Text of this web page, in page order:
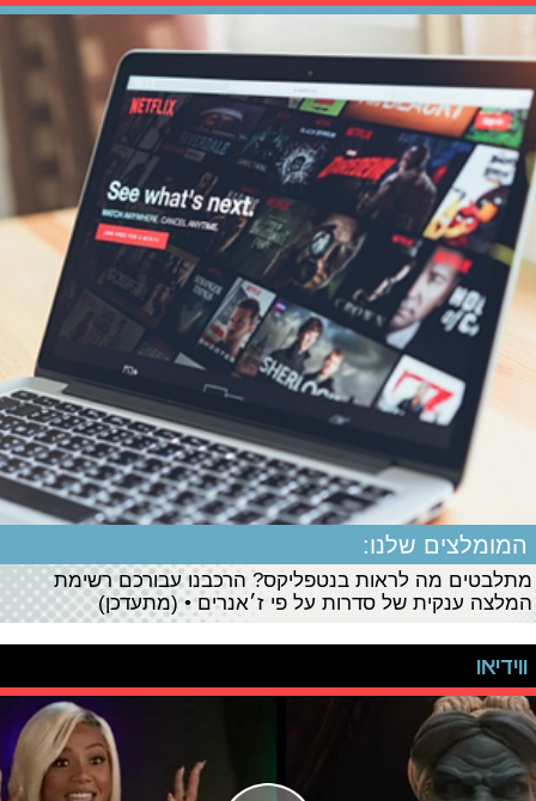
המומלצים שלנו:
מתלבטים מה לראות בנטפליקס? הרכבנו עבורכם רשימת
המלצה ענקית של סדרות על פי ז׳אנרים • (מתעדכן)
ווידיאו